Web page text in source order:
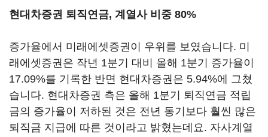
현대차증권 퇴직연금, 계열사 비중 80%
증가율에서 미래에셋증권이 우위를 보였습니다. 미
래에셋증권은 작년 1분기 대비 올해 1분기 증가율이
17.09%를 기록한 반면 현대차증권은 5.94%에 그쳤
습니다. 현대차증권 측은 올해 1분기 퇴직연금 적립
금의 증가율이 저하된 것은 전년 동기보다 훨씬 많은
퇴직금 지급에 따른 것이라고 밝혔는데요. 자사계열